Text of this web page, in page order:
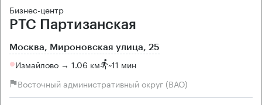
Бизнес-центр
РТС Партизанская
Москва, Мироновская улица, 25
Измайлово → 1.06 км ~11 мин
Восточный административный округ (ВАО)